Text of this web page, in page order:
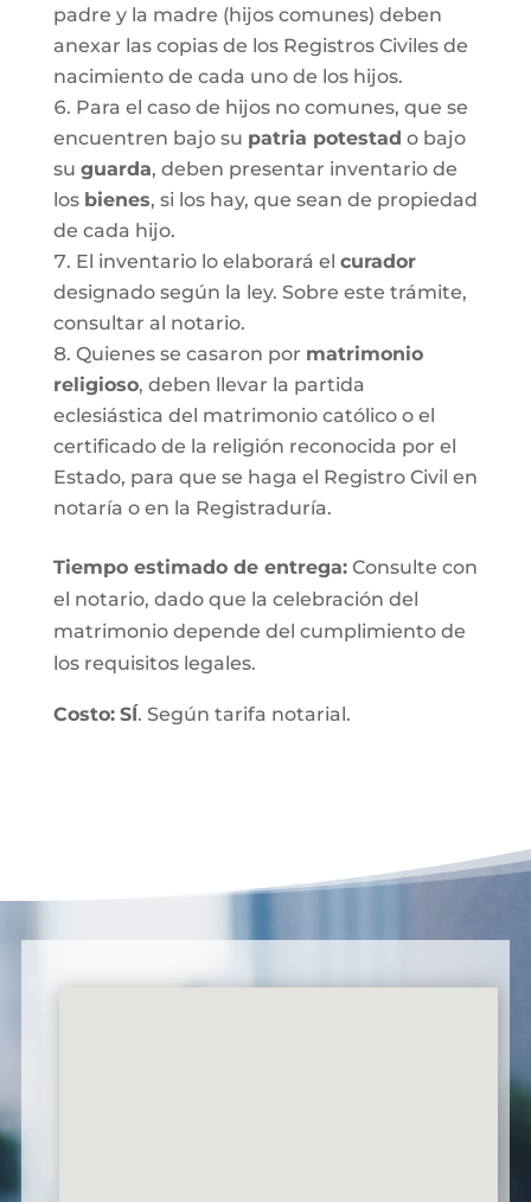
padre y la madre (hijos comunes) deben
anexar las copias de los Registros Civiles de
nacimiento de cada uno de los hijos.
Para el caso de hijos no comunes, que se
encuentren bajo su patria potestad o bajo
su guarda, deben presentar inventario de
los bienes, si los hay, que sean de propiedad
de cada hijo.
El inventario lo elaborará el curador
designado según la ley. Sobre este trámite,
consultar al notario.
Quienes se casaron por matrimonio
religioso, deben llevar la partida
eclesiástica del matrimonio católico o el
certificado de la religión reconocida por el
Estado, para que se haga el Registro Civil en
notaría o en la Registraduría.
Tiempo estimado de entrega:Consulte con
el notario, dado que la celebración del
matrimonio depende del cumplimiento de
los requisitos legales.
Costo: SÍ. Según tarifa notarial.